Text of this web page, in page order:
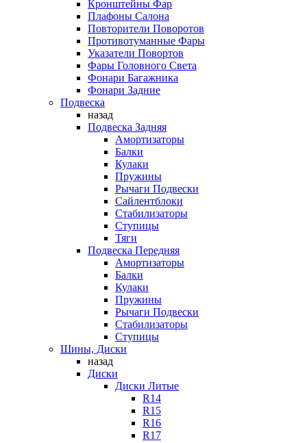
Кронштейны Фар
Плафоны Салона
Повторители Поворотов
Противотуманные Фары
Указатели Повортов
Фары Головного Света
Фонари Багажника
Фонари Задние
Подвеска
назад
Подвеска Задняя
Амортизаторы
Балки
Кулаки
Пружины
Рычаги Подвески
Сайлентблоки
Стабилизаторы
Ступицы
Тяги
Подвеска Передняя
Амортизаторы
Балки
Кулаки
Пружины
Рычаги Подвески
Стабилизаторы
Ступицы
Шины, Диски
назад
Диски
Диски Литые
R14
R15
R16
R17